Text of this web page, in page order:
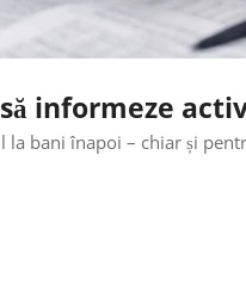
informeze
la bani înapoi – chiar și